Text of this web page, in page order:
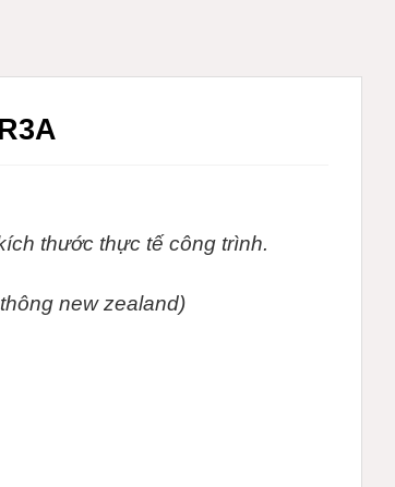
thước thực tế công trình.
new zealand)